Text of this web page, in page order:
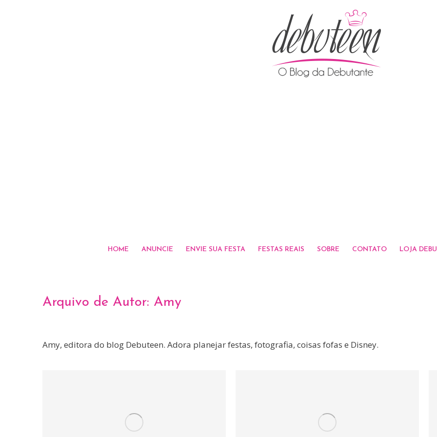
HOME ANUNCIE ENVIE SUA FESTA FESTAS REAIS SOBRE CONTATO LOJA
Arquivo de Autor: Amy
Amy, editora do blog Debuteen. Adora planejar festas, fotografia, coisas fofas e Disney.